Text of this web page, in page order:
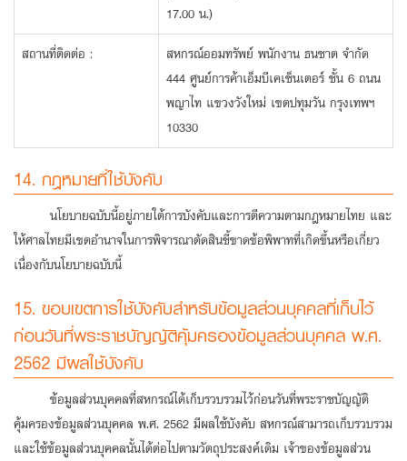
17.00 น.)
สถานที่ติดต่อ :
สหกรณ์ออมทรัพย์ พนักงาน ธนชาต จำกัด
444 ศูนย์การค้าเอ็มบีเคเซ็นเตอร์ ชั้น 6 ถนน
พญาไท แขวงวังใหม่ เขตปทุมวัน กรุงเทพฯ
10330
14. กฎหมายที่ใช้บังคับ
นโยบายฉบับนี้อยู่ภายใต้การบังคับและการตีความตามกฎหมายไทย และ
ให้ศาลไทยมีเขตอำนาจในการพิจารณาตัดสินชี้ขาดข้อพิพาทที่เกิดขึ้นหรือเกี่ยว
เนื่องกับนโยบายฉบับนี้
15. ขอบเขตการใช้บังคับสำหรับข้อมูลส่วนบุคคลที่เก็บไว้
ก่อนวันที่พระราชบัญญัติคุ้มครองข้อมูลส่วนบุคคล พ.ศ.
2562 มีผลใช้บังคับ
ข้อมูลส่วนบุคคลที่สหกรณ์ได้เก็บรวบรวมไว้ก่อนวันที่พระราชบัญญัติ
คุ้มครองข้อมูลส่วนบุคคล พ.ศ. 2562 มีผลใช้บังคับ สหกรณ์สามารถเก็บรวบรวม
และใช้ข้อมูลส่วนบุคคลนั้นได้ต่อไปตามวัตถุประสงค์เดิม เจ้าของข้อมูลส่วน